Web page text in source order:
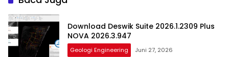
Download Deswik Suite 2026.1.2309 Plus
NOVA 2026.3.947
Geologi Engineering Juni 27, 2026